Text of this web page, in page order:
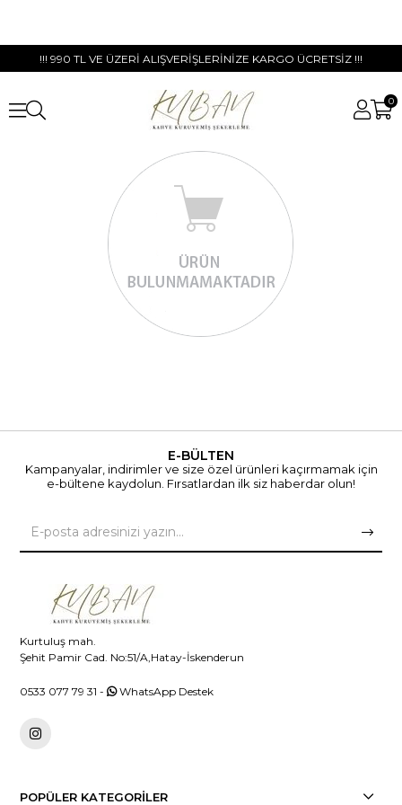
!!! 990 TL VE ÜZERİ ALIŞVERİŞLERİNİZE KARGO ÜCRETSİZ !!!
0
E-BÜLTEN
Kampanyalar, indirimler ve size özel ürünleri kaçırmamak için
e-bültene kaydolun. Fırsatlardan ilk siz haberdar olun!
Kurtuluş mah.
Şehit Pamir Cad. No:51/A,Hatay-İskenderun
0533 077 79 31 - WhatsApp Destek
POPÜLER KATEGORİLER